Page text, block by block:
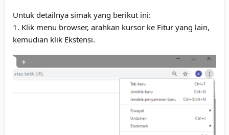
Untuk detailnya simak yang berikut ini:
1. Klik menu browser, arahkan kursor ke Fitur yang lain,
kemudian klik Ekstensi.